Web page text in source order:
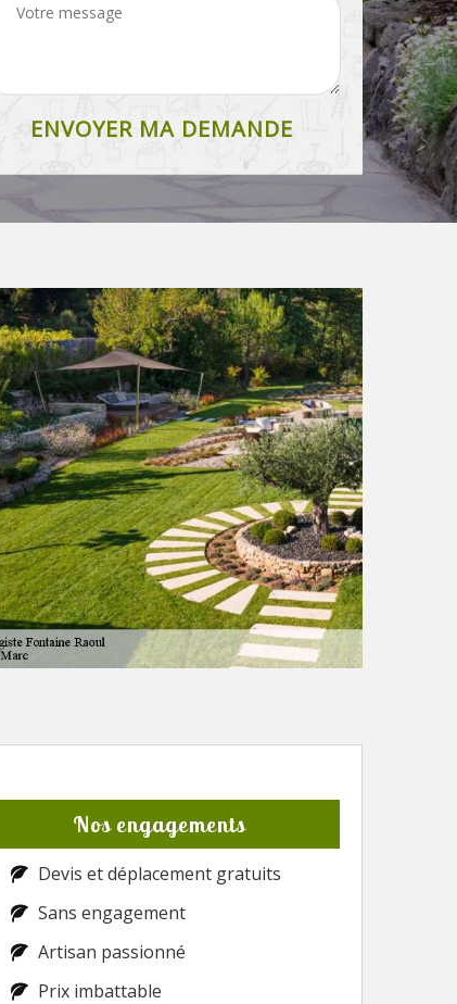
Nos engagements
Devis et déplacement gratuits
Sans engagement
Artisan passionné
Prix imbattable